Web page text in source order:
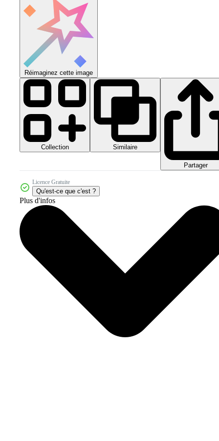
Réimaginez cette image
Collection Similaire
Partager
Licence Gratuite
Qu'est-ce que c'est ?
Plus d'infos